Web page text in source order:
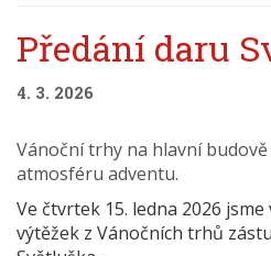
Předání daru
4. 3. 2026
Vánoční trhy na hlavní
atmosféru adventu.
Ve čtvrtek 15. ledna 2026
výtěžek z Vánočních trhů